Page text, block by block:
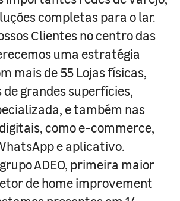
completas para o lar.
Clientes no centro das
uma estratégia
mais de 55 Lojas físicas,
de grandes superfícies,
e também nas
como e-commerce,
e aplicativo.
ADEO, primeira maior
de home improvement